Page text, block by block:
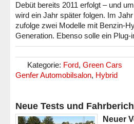
Debüt bereits 2011 erfolgt – und
wird ein Jahr später folgen. Im
zufolge zwei Modelle mit Benzin-
Generation. Ebenso solle ein
Kategorie: Ford, Green Cars
Genfer Automobilsalon, Hybrid
Neue Tests und
Neuer